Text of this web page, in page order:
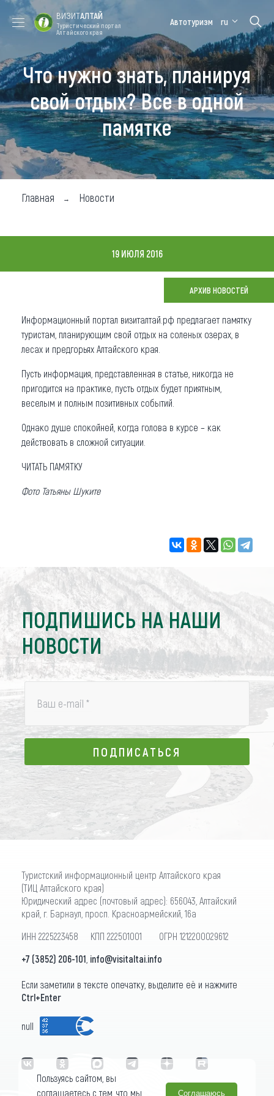
Форум VISIT
ALTAI
Цветение
маральника
Медицинский
форум
Алтайская
зимовка
Туры
Где побывать
Чем заняться
Новости
О регионе
Коллекция впечатлений
Другие рубрики
ВИЗИТАЛТАЙ
Туристический портал
Алтайского края
Автотуризм ru
Что нужно знать, планируя
свой отдых? Все в одной
памятке
Главная Новости
19 ИЮЛЯ 2016
АРХИВ НОВОСТЕЙ
Информационный портал визиталтай.рф предлагает памятку
туристам, планирующим свой отдых на соленых озерах, в
лесах и предгорьях Алтайского края.
Пусть информация, представленная в статье, никогда не
пригодится на практике, пусть отдых будет приятным,
веселым и полным позитивных событий.
Однако душе спокойней, когда голова в курсе – как
действовать в сложной ситуации.
ЧИТАТЬ ПАМЯТКУ
Фото Татьяны Шуките
ПОДПИШИСЬ НА НАШИ
НОВОСТИ
Ваш e-mail *
ПОДПИСАТЬСЯ
ПОДПИСАТЬСЯ
Туристский информационный центр Алтайского края
(ТИЦ Алтайского края)
Юридический адрес (почтовый адрес): 656043, Алтайский
край, г. Барнаул, просп. Красноармейский, 16а
ИНН 2225223458 КПП 222501001 ОГРН 1212200029612
+7 (3852) 206-101 info@visitaltai.info
Если заметили в тексте опечатку, выделите её и нажмите
Ctrl+Enter
null
Пользуясь сайтом, вы
соглашаетесь с тем, что мы
Соглашаюсь